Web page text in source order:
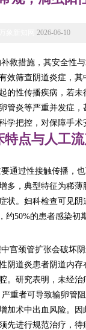
2026-06-10
救措施，其安全性
效筛查阴道炎症，
的性传播疾病，若
管炎等严重并发症
把控，对保障手术
点与人工
通过性接触传播，
多，典型特征为稀
状。妇科检查可见阴
50%的患者感染初
宫颈管扩张会破坏
阴道炎患者阴道内
。研究表明，未经
重者可导致输卵管
加术中出血风险。
先进行规范治疗，待